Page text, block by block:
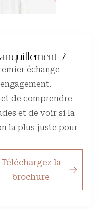
?
échange
de comprendre
et de voir si la
la plus juste pour
Téléchargez la
brochure